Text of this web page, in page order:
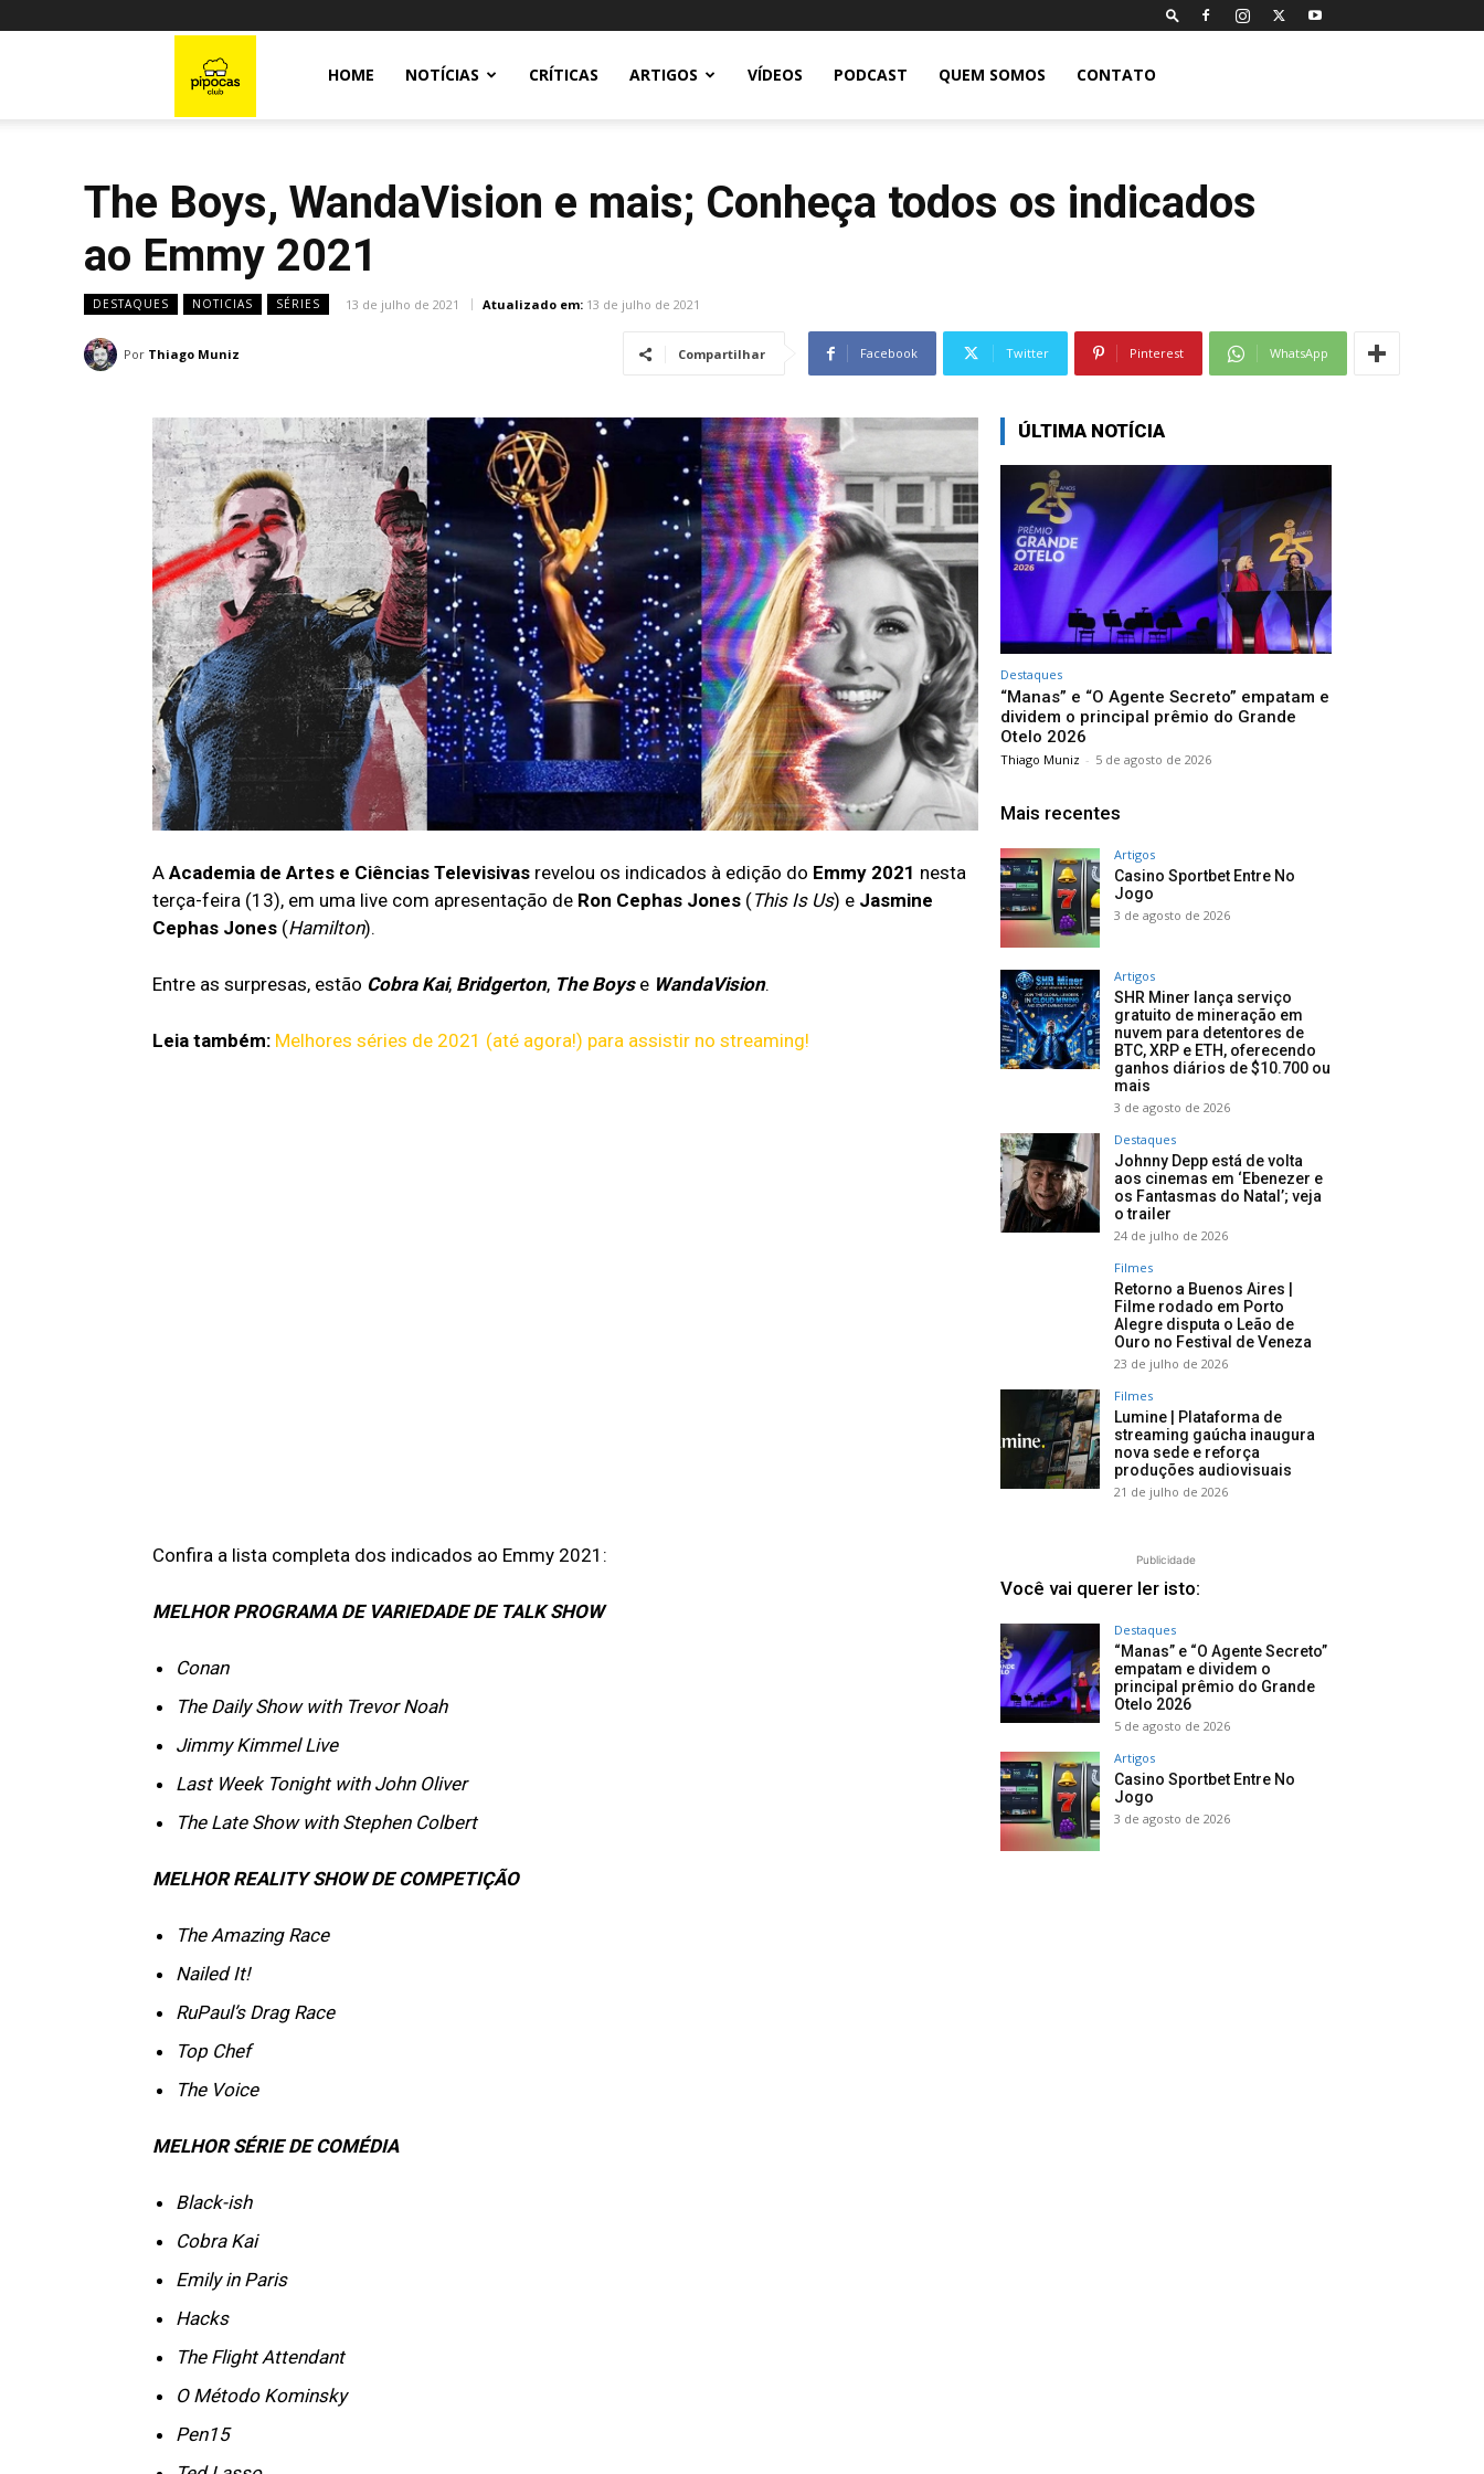
HOME NOTÍCIAS CRÍTICAS ARTIGOS VÍDEOS PODCAST QUEM SOMOS CONTATO
The Boys, WandaVision e mais; Conheça todos os indicados
ao Emmy 2021
DESTAQUES NOTICIAS SÉRIES 13 de julho de 2021 Atualizado em: 13 de julho de 2021
Por Thiago Muniz Compartilhar Facebook Twitter Pinterest WhatsApp
A Academia de Artes e Ciências Televisivas revelou os indicados à edição do Emmy 2021 nesta
terça-feira (13), em uma live com apresentação de Ron Cephas Jones (This Is Us) e Jasmine
Cephas Jones (Hamilton).
Entre as surpresas, estão Cobra Kai, Bridgerton, The Boyse WandaVision.
Leia também: Melhores séries de 2021 (até agora!) para assistir no streaming!
Confira a lista completa dos indicados ao Emmy 2021:
MELHOR PROGRAMA DE VARIEDADE DE TALK SHOW
Conan
The Daily Show with Trevor Noah
Jimmy Kimmel Live
Last Week Tonight with John Oliver
The Late Show with Stephen Colbert
MELHOR REALITY SHOW DE COMPETIÇÃO
The Amazing Race
Nailed It!
RuPaul’s Drag Race
Top Chef
The Voice
MELHOR SÉRIE DE COMÉDIA
Black-ish
Cobra Kai
Emily in Paris
Hacks
The Flight Attendant
O Método Kominsky
Pen15
ÚLTIMA NOTÍCIA
Destaques
“Manas” e “O Agente Secreto” empatam e
dividem o principal prêmio do Grande
Otelo 2026
Thiago Muniz - 5 de agosto de 2026
Mais recentes
Artigos
Casino Sportbet Entre No
Jogo
3 de agosto de 2026
Artigos
SHR Miner lança serviço
gratuito de mineração em
nuvem para detentores de
BTC, XRP e ETH, oferecendo
ganhos diários de $10.700 ou
mais
3 de agosto de 2026
Destaques
Johnny Depp está de volta
aos cinemas em ‘Ebenezer e
os Fantasmas do Natal’; veja
o trailer
24 de julho de 2026
Filmes
Retorno a Buenos Aires |
Filme rodado em Porto
Alegre disputa o Leão de
Ouro no Festival de Veneza
23 de julho de 2026
Filmes
Lumine | Plataforma de
streaming gaúcha inaugura
nova sede e reforça
produções audiovisuais
21 de julho de 2026
Publicidade
Você vai querer ler isto:
Destaques
“Manas” e “O Agente Secreto”
empatam e dividem o
principal prêmio do Grande
Otelo 2026
5 de agosto de 2026
Artigos
Casino Sportbet Entre No
Jogo
3 de agosto de 2026